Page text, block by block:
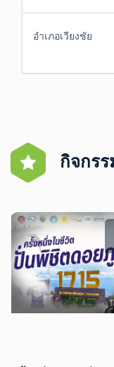
อำเภอเวียงชัย
กิจกร